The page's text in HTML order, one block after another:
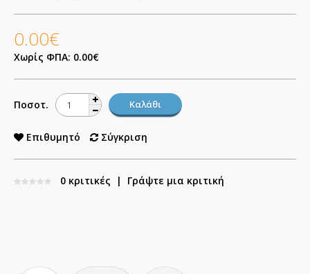
0.00€
Χωρίς ΦΠΑ: 0.00€
Ποσοτ.
Επιθυμητό Σύγκριση
0 κριτικές | Γράψτε μια κριτική